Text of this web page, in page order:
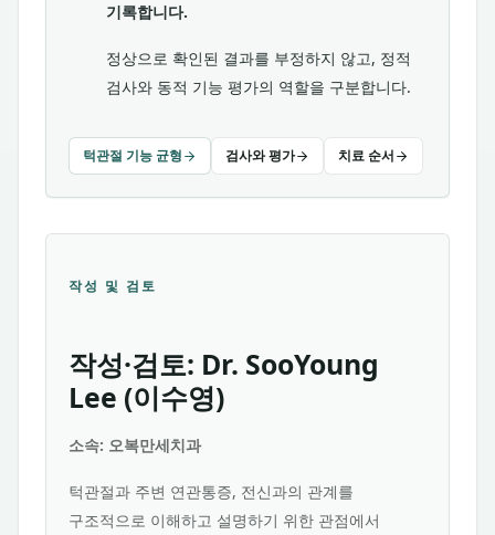
기록합니다.
정상으로 확인된 결과를 부정하지 않고, 정적
검사와 동적 기능 평가의 역할을 구분합니다.
턱관절 기능 균형 검사와 평가 치료 순서
작성 및 검토
작성·검토: Dr. SooYoung
Lee (이수영)
소속: 오복만세치과
턱관절과 주변 연관통증, 전신과의 관계를
구조적으로 이해하고 설명하기 위한 관점에서